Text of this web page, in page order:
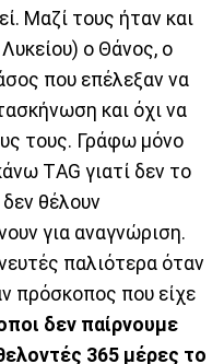
Μαζί τους ήταν και
ο Θάνος, ο
που επέλεξαν να
και όχι να
τους. Γράφω μόνο
ΤAG γιατί δεν το
θέλουν
για αναγνώριση.
παλιότερα όταν
πρόσκοπος που είχε
δεν παίρνουμε
365 μέρες το